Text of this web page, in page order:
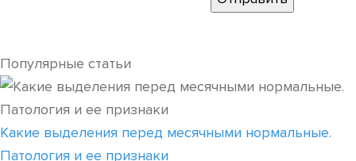
Популярные статьи
Какие выделения перед месячными нормальные.
Патология и ее признаки